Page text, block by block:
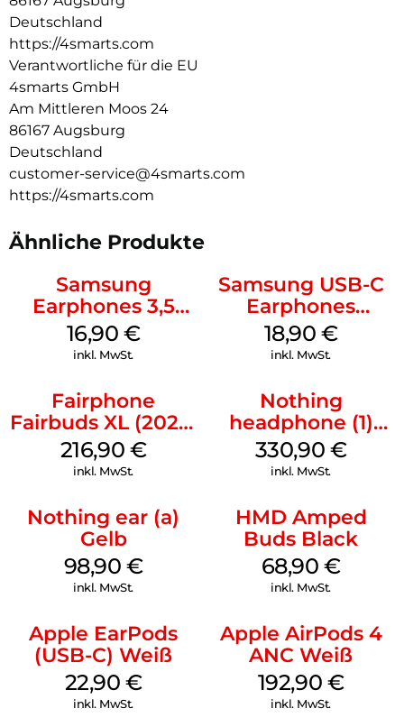
dein Smartphone immer unter Kontrolle. Stelle die
Lautstärke ein, pausiere oder starte Songs oder telefoniere
entspannt mit dem integrierten Mikrofon.
Deutschland
https://4smarts.com
Verantwortliche für die EU
4smarts GmbH
Am Mittleren Moos 24
86167 Augsburg
Deutschland
customer-service@4smarts.com
https://4smarts.com
Ähnliche Produkte
Samsung
Earphones 3,5
mm Schwarz
16,90 €
inkl. MwSt.
Samsung USB-C
Earphones
Schwarz
18,90 €
inkl. MwSt.
Fairphone
Fairbuds XL (2025)
Horizon Black
216,90 €
inkl. MwSt.
Nothing
headphone (1)
Schwarz
330,90 €
inkl. MwSt.
Nothing ear (a)
Gelb
98,90 €
inkl. MwSt.
HMD Amped
Buds Black
68,90 €
inkl. MwSt.
Apple EarPods
(USB-C) Weiß
22,90 €
inkl. MwSt.
Apple AirPods 4
ANC Weiß
192,90 €
inkl. MwSt.